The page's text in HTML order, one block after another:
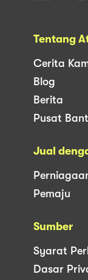
Tentang
Cerita
Blog
Berita
Pusat
Jual
Pemaju
Sumber
Syarat
Dasar